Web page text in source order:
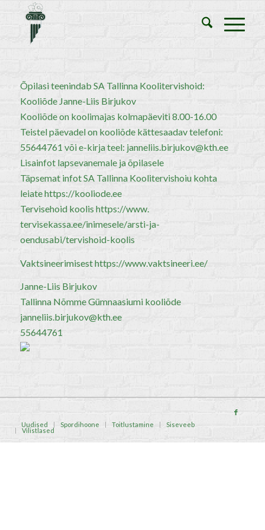
Õpilasi teenindab SA Tallinna Koolitervishoid:
Kooliõde Janne-Liis Birjukov
Kooliõde on koolimajas kolmapäeviti 8.00-16.00
Teistel päevadel on kooliõde kättesaadav telefoni:
55644761 või e-kirja teel: janneliis.birjukov@kth.ee
Lisainfot lapsevanemale ja õpilasele
Täpsemat infot SA Tallinna Koolitervishoiu kohta
leiatehttps://kooliode.ee
Tervisehoid koolis https://www.
tervisekassa.ee/inimesele/arsti-ja-
oendusabi/tervishoid-koolis
Vaktsineerimisesthttps://www.vaktsineeri.ee/
Janne-Liis Birjukov
Tallinna Nõmme Gümnaasiumi kooliõde
janneliis.birjukov@kth.ee
55644761
Uudised Spordihoone Toitlustamine Siseveeb
Vilistlased